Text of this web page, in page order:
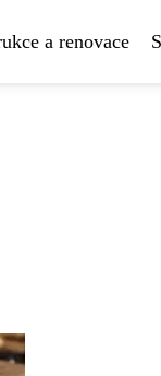
a renovace